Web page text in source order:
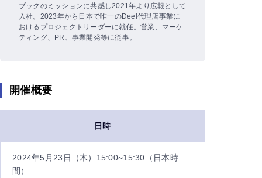
ブックのミッションに共感し2021年より広報として
入社。2023年から日本で唯一のDeel代理店事業に
おけるプロジェクトリーダーに就任。営業、マーケ
ティング、PR、事業開発等に従事。
開催概要
日時
2024年5月23日（木）15:00~15:30（日本時
間）